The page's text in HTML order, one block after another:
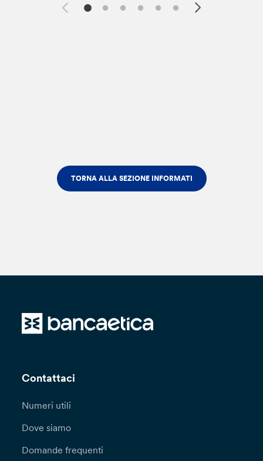
TORNA ALLA SEZIONE INFORMATI
Contattaci
Numeri utili
Dove siamo
Domande frequenti